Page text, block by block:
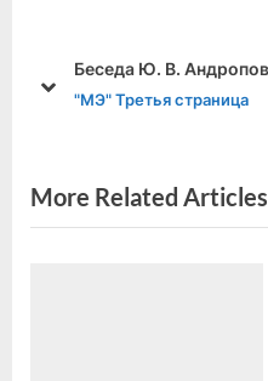
s
t
с Н. Ганди
prev
next
More Related Articles